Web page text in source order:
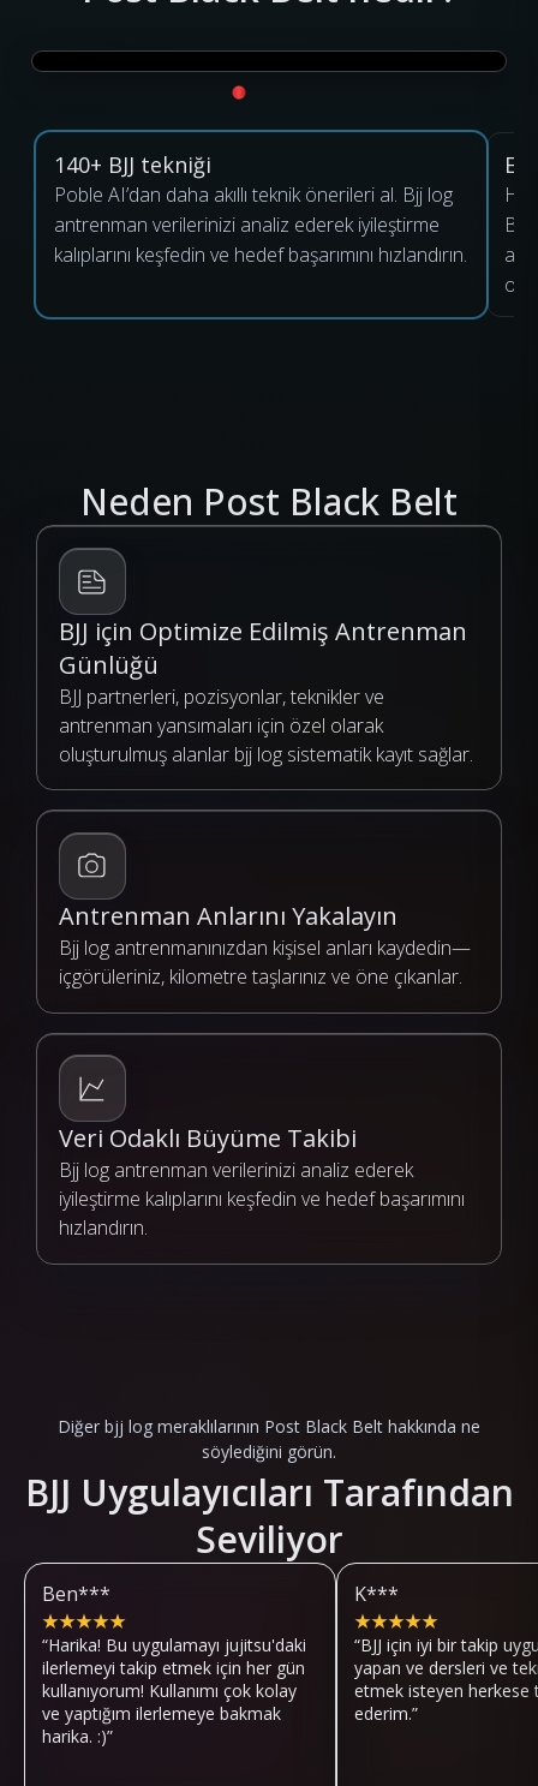
140+ BJJ tekniği
Poble AI’dan daha akıllı teknik önerileri al. Bjj log
antrenman verilerinizi analiz ederek iyileştirme
kalıplarını keşfedin ve hedef başarımını hızlandırın.
Neden Post Black Belt
BJJ için Optimize Edilmiş Antrenman
Günlüğü
BJJ partnerleri, pozisyonlar, teknikler ve
antrenman yansımaları için özel olarak
oluşturulmuş alanlar bjj log sistematik kayıt sağlar.
Antrenman Anlarını Yakalayın
Bjj log antrenmanınızdan kişisel anları kaydedin—
içgörüleriniz, kilometre taşlarınız ve öne çıkanlar.
Veri Odaklı Büyüme Takibi
Bjj log antrenman verilerinizi analiz ederek
iyileştirme kalıplarını keşfedin ve hedef başarımını
hızlandırın.
Diğer bjj log meraklılarının Post Black Belt hakkında ne
söylediğini görün.
BJJ Uygulayıcıları Tarafından
Seviliyor
Ben***
★★★★★
“Harika! Bu uygulamayı jujitsu'daki
ilerlemeyi takip etmek için her gün
kullanıyorum! Kullanımı çok kolay
ve yaptığım ilerlemeye bakmak
harika. :)”
K***
★★★★★
“BJJ için iyi bir takip
yapan ve dersleri ve
etmek isteyen herkese
ederim.”